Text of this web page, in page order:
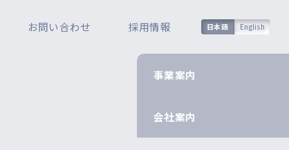
お問い合わせ 採用情報 日本語 English
事業案内
会社案内